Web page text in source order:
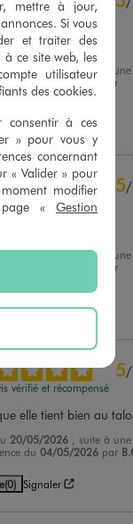
vérifié et récompensé
bien
04/08/2026 , suite à une
du
22/07/2026
par
H.
(0) Signaler
5/
vérifié et récompensé
03/06/2026 , suite à une
par
(0) Signaler
5/
vérifié et récompensé
elle tient bien au
20/05/2026
, suite à une
du04/05/2026 par
(0) Signaler
mettre à jour,
Si vous
et traiter des
à ce site web, les
utilisateur
des cookies.
consentir à ces
» pour vous y
concernant
« Valider » pour
modifier
« Gestion